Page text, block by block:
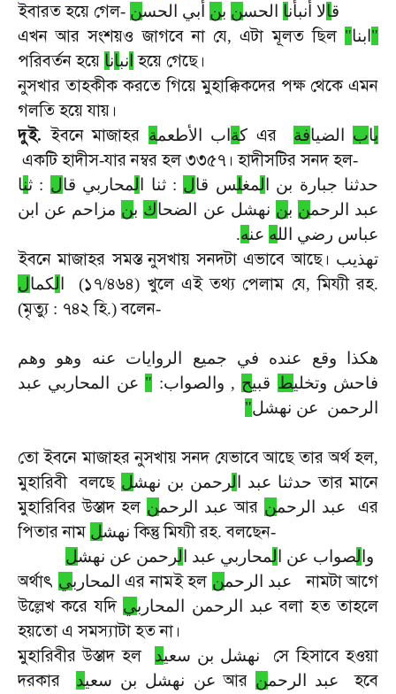
ইবারত হয়ে গেল- قال أنبأنا الحسن بن أبي الحسن
এখন আর সংশয়ও জাগবে না যে,এটা মূলত ছিল "ابنا "
পরিবর্তন হয়ে نبانا হয়ে গেছে।
নুসখার তাহকীক করতে গিয়ে মুহাক্কিকদের পক্ষ থেকে এমন
গলতি হয়ে যায়।
দুই. ইবনে মাজাহর كة اب الأطعمة এর باب الضيافة
একটি হাদীস-যার নম্বর হল ৩৩৫৭। হাদীসটির সনদ হল-
حدثنا جبارة بن ا لمغلس قال : ثنا ا لمحاربي قال : ثنا
عبد الرحمن بن نهشل عن الضحاك بن مزاحم عن ابن
عباس رضي الله عنه.
ইবনে মাজাহর সমস্ত নুসখায় সনদটা এভাবে আছে। تهذيب
لكمال (১৭/৪৬৪) খুলে এই তথ্য পেলাম যে,মিয্যী রহ.
(মৃত্যু: ৭৪২ হি.)বলেন-
هكذا وقع عنده في جميع الروايات عنه وهو وهم
فاحش وتخليط قبيح , والصواب: " عن المحاربي عبد
الرحمن عن نهشل"
তো ইবনে মাজাহর নুসখায় সনদ যেভাবে আছে তার অর্থ হল,
মুহারিবী বলছে حدثنا عبد ا لرحمن بن نهشل তার মানে
মুহারিবির উস্তাদ হল عبد الرحمن আর عبد الرحمن
এর
পিতার নাম نهشل কিন্তু মিয্যী রহ.বলছেন-
وا لصواب عن ا لمحاربي عبد ا لرحمن عن نهشل
অর্থাৎ المحاربي এর নামই হল عبد الرحمن নামটা আগে
উল্লেখ করে যদি عبد الرحمن المحاربي বলা হত তাহলে
হয়তো এ সমস্যাটা হত না।
মুহারিবীর উস্তাদ হল نهشل بن سعيد সে হিসাবে হওয়া
দরকার
عن نهشل بن سعيد আর عبد الرحمن হবে